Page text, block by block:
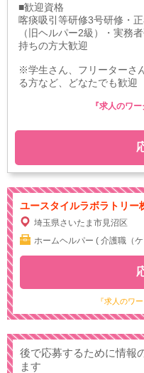
■歓迎資格
喀痰吸引等研修3号研修・
（旧ヘルパー2級）・実務
持ちの方大歓迎
※学生さん、フリーターさ
る方など、どなたでも歓迎
『求人のワ
ユースタイルラボラトリー
埼玉県さいたま市見沼区
ホームヘルパー ( 介護職（
『求人のワ
後で応募するために情報
ます